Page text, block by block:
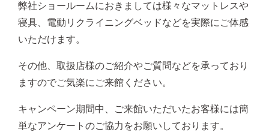
弊社ショールームにおきましては様々なマットレスや
寝具、電動リクライニングベッドなどを実際にご体感
いただけます。
その他、取扱店様のご紹介やご質問などを承っており
ますのでご気楽にご来館ください。
キャンペーン期間中、ご来館いただいたお客様には簡
単なアンケートのご協力をお願いしております。